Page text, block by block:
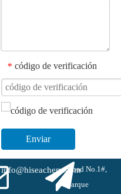
* código de verificación
Enviar
info@hiseachem.comRoad No.1#,
parque